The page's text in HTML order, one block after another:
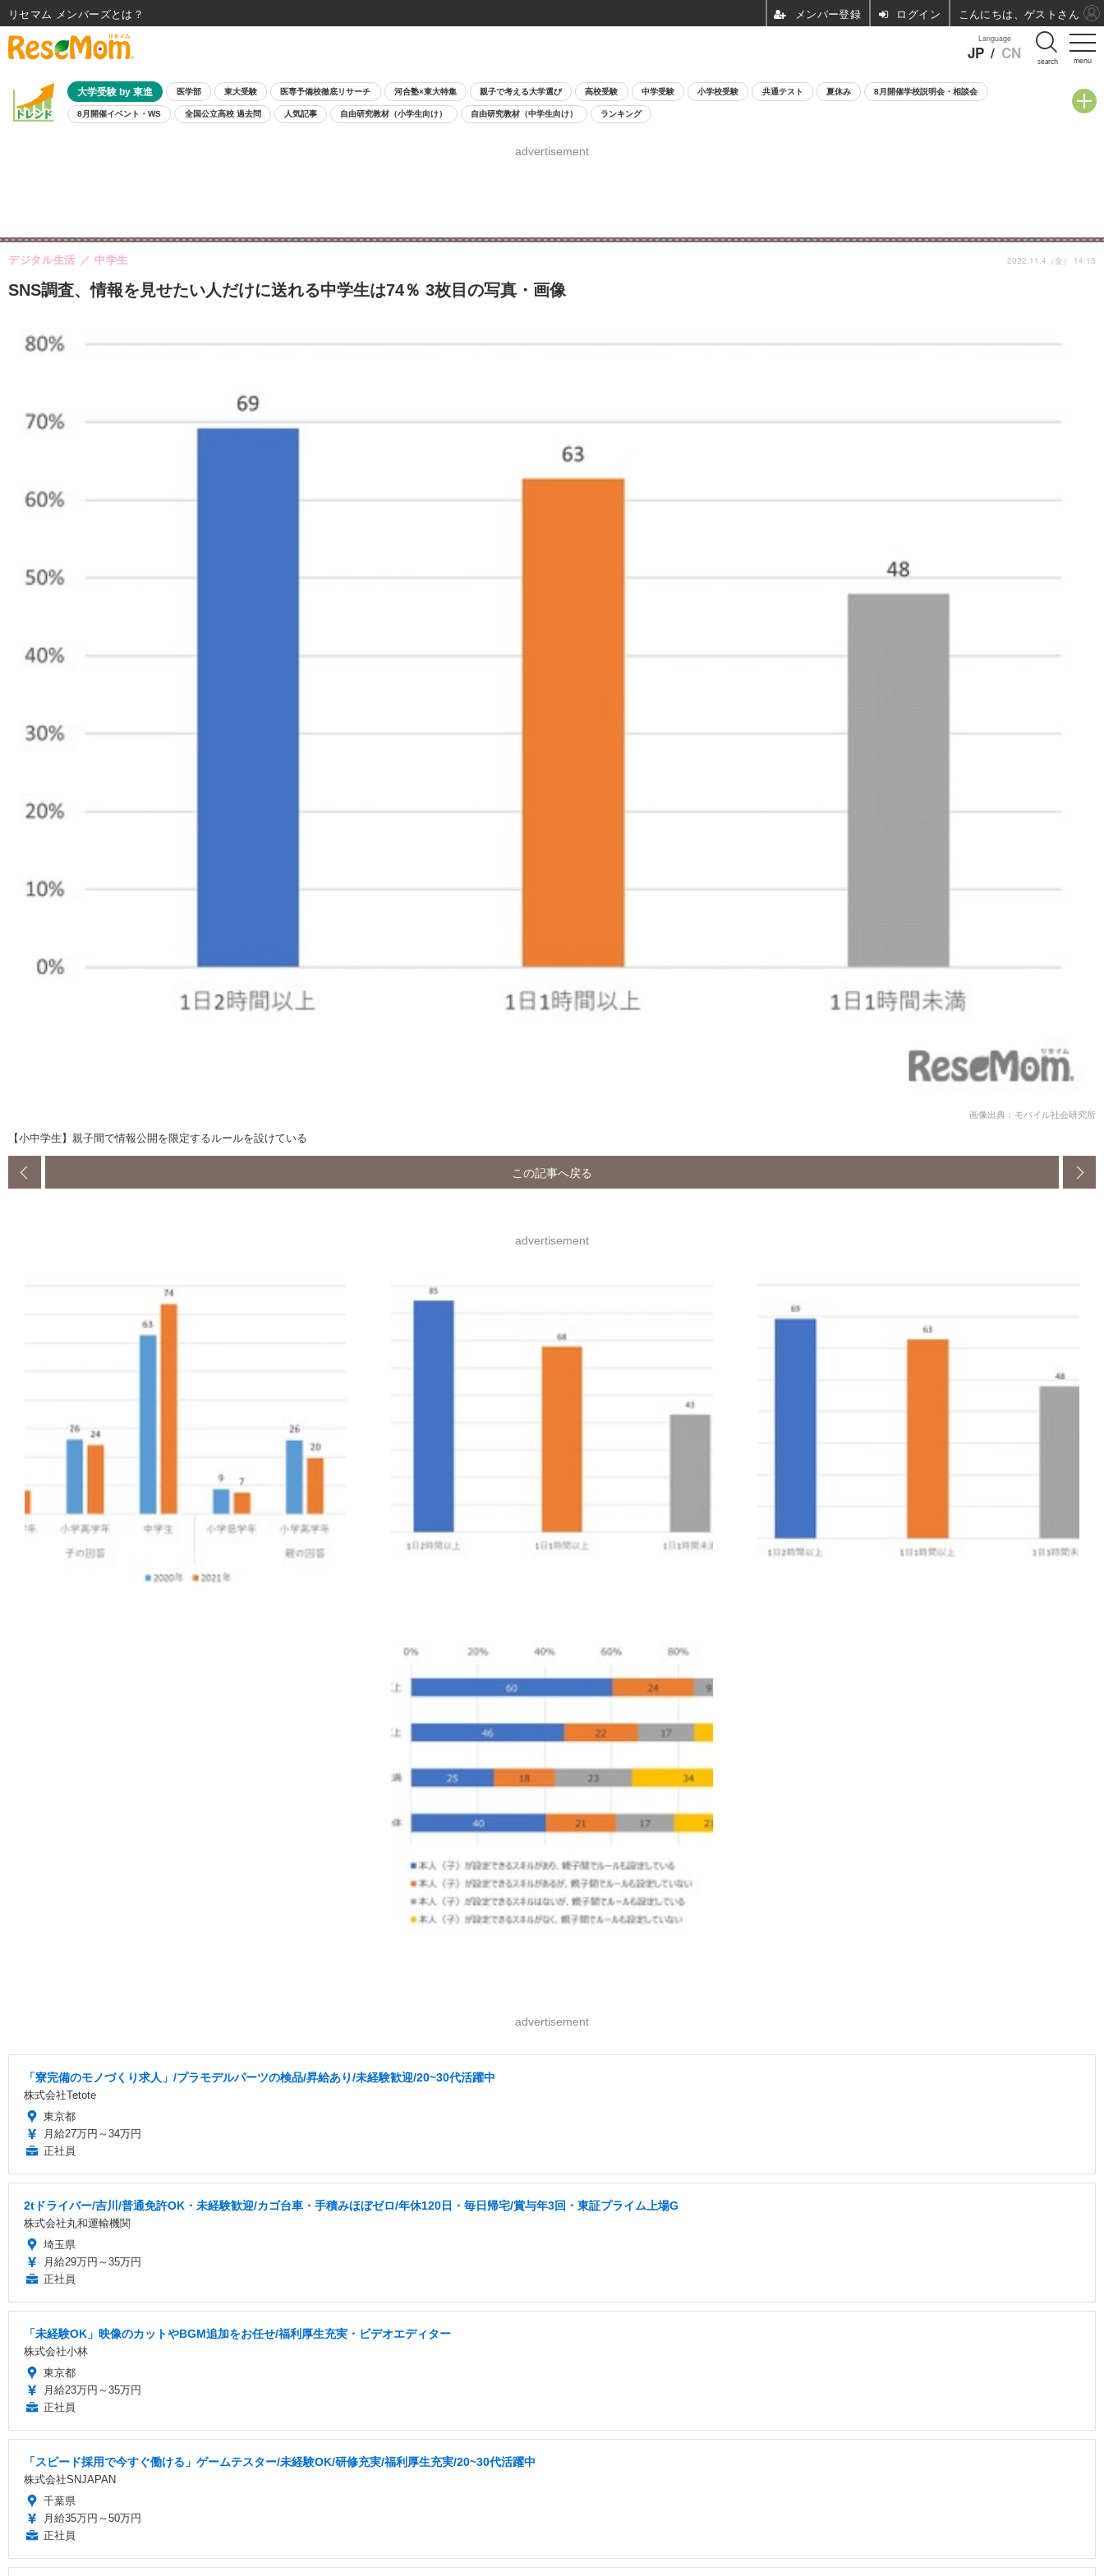
menu
Language
JP / CN search
大学受験 by 東進 医学部 東大受験 医専予備校徹底リサーチ 河合塾×東大特集 親子で考える大学選び 高校受験 中学受験 小学校受験 共通テスト 夏休み 8月開催学校説明会・相談会
8月開催イベント・WS 全国公立高校 過去問 人気記事 自由研究教材（小学生向け） 自由研究教材（中学生向け） ランキング
advertisement
SNS調査、情報を見せたい人だけに送れる中学生は74％ 3枚目の写真・画像
デジタル生活 中学生 2022.11.4（金） 14:15
画像出典：モバイル社会研究所
【小中学生】親子間で情報公開を限定するルールを設けている
この記事へ戻る
advertisement
advertisement
「寮完備のモノづくり求人」/プラモデルパーツの検品/昇給あり/未経験歓迎/20~30代活躍中
株式会社Tetote
東京都
月給27万円～34万円
正社員
2tドライバー/吉川/普通免許OK・未経験歓迎/カゴ台車・手積みほぼゼロ/年休120日・毎日帰宅/賞与年3回・東証プライム上場G
株式会社丸和運輸機関
埼玉県
月給29万円～35万円
正社員
「未経験OK」映像のカットやBGM追加をお任せ/福利厚生充実・ビデオエディター
株式会社小林
東京都
月給23万円～35万円
正社員
「スピード採用で今すぐ働ける」ゲームテスター/未経験OK/研修充実/福利厚生充実/20~30代活躍中
株式会社SNJAPAN
千葉県
月給35万円～50万円
正社員
リセマム メンバーズ ログイン こんにちは、ゲストさん